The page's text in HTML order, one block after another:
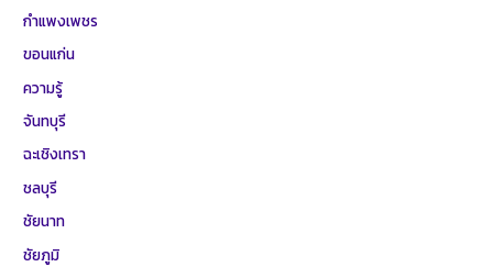
กำแพงเพชร
ขอนแก่น
ความรู้
จันทบุรี
ฉะเชิงเทรา
ชลบุรี
ชัยนาท
ชัยภูมิ